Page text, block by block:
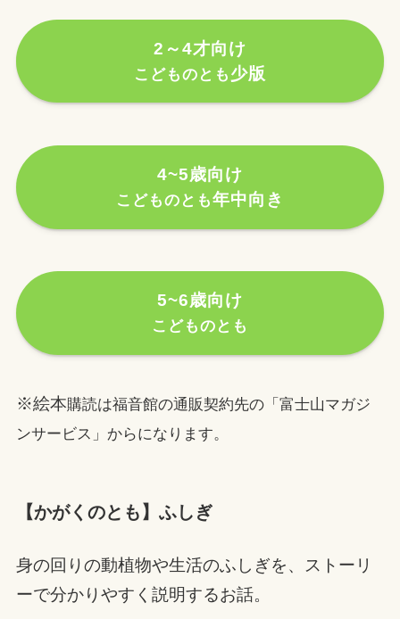
2～4才向け
こどものとも 少版
4~5歳向け
こどものとも年中向き
5~6歳向け
こどものとも
※絵本購読は福音館の通販契約先の「富士山マガジ
ンサービス」からになります。
【かがくのとも】ふしぎ
身の回りの動植物や生活のふしぎを、ストーリ
ーで分かりやすく説明するお話。